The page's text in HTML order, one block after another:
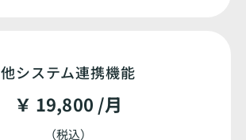
他システム連携機能
￥ 19,800 /月
（税込）